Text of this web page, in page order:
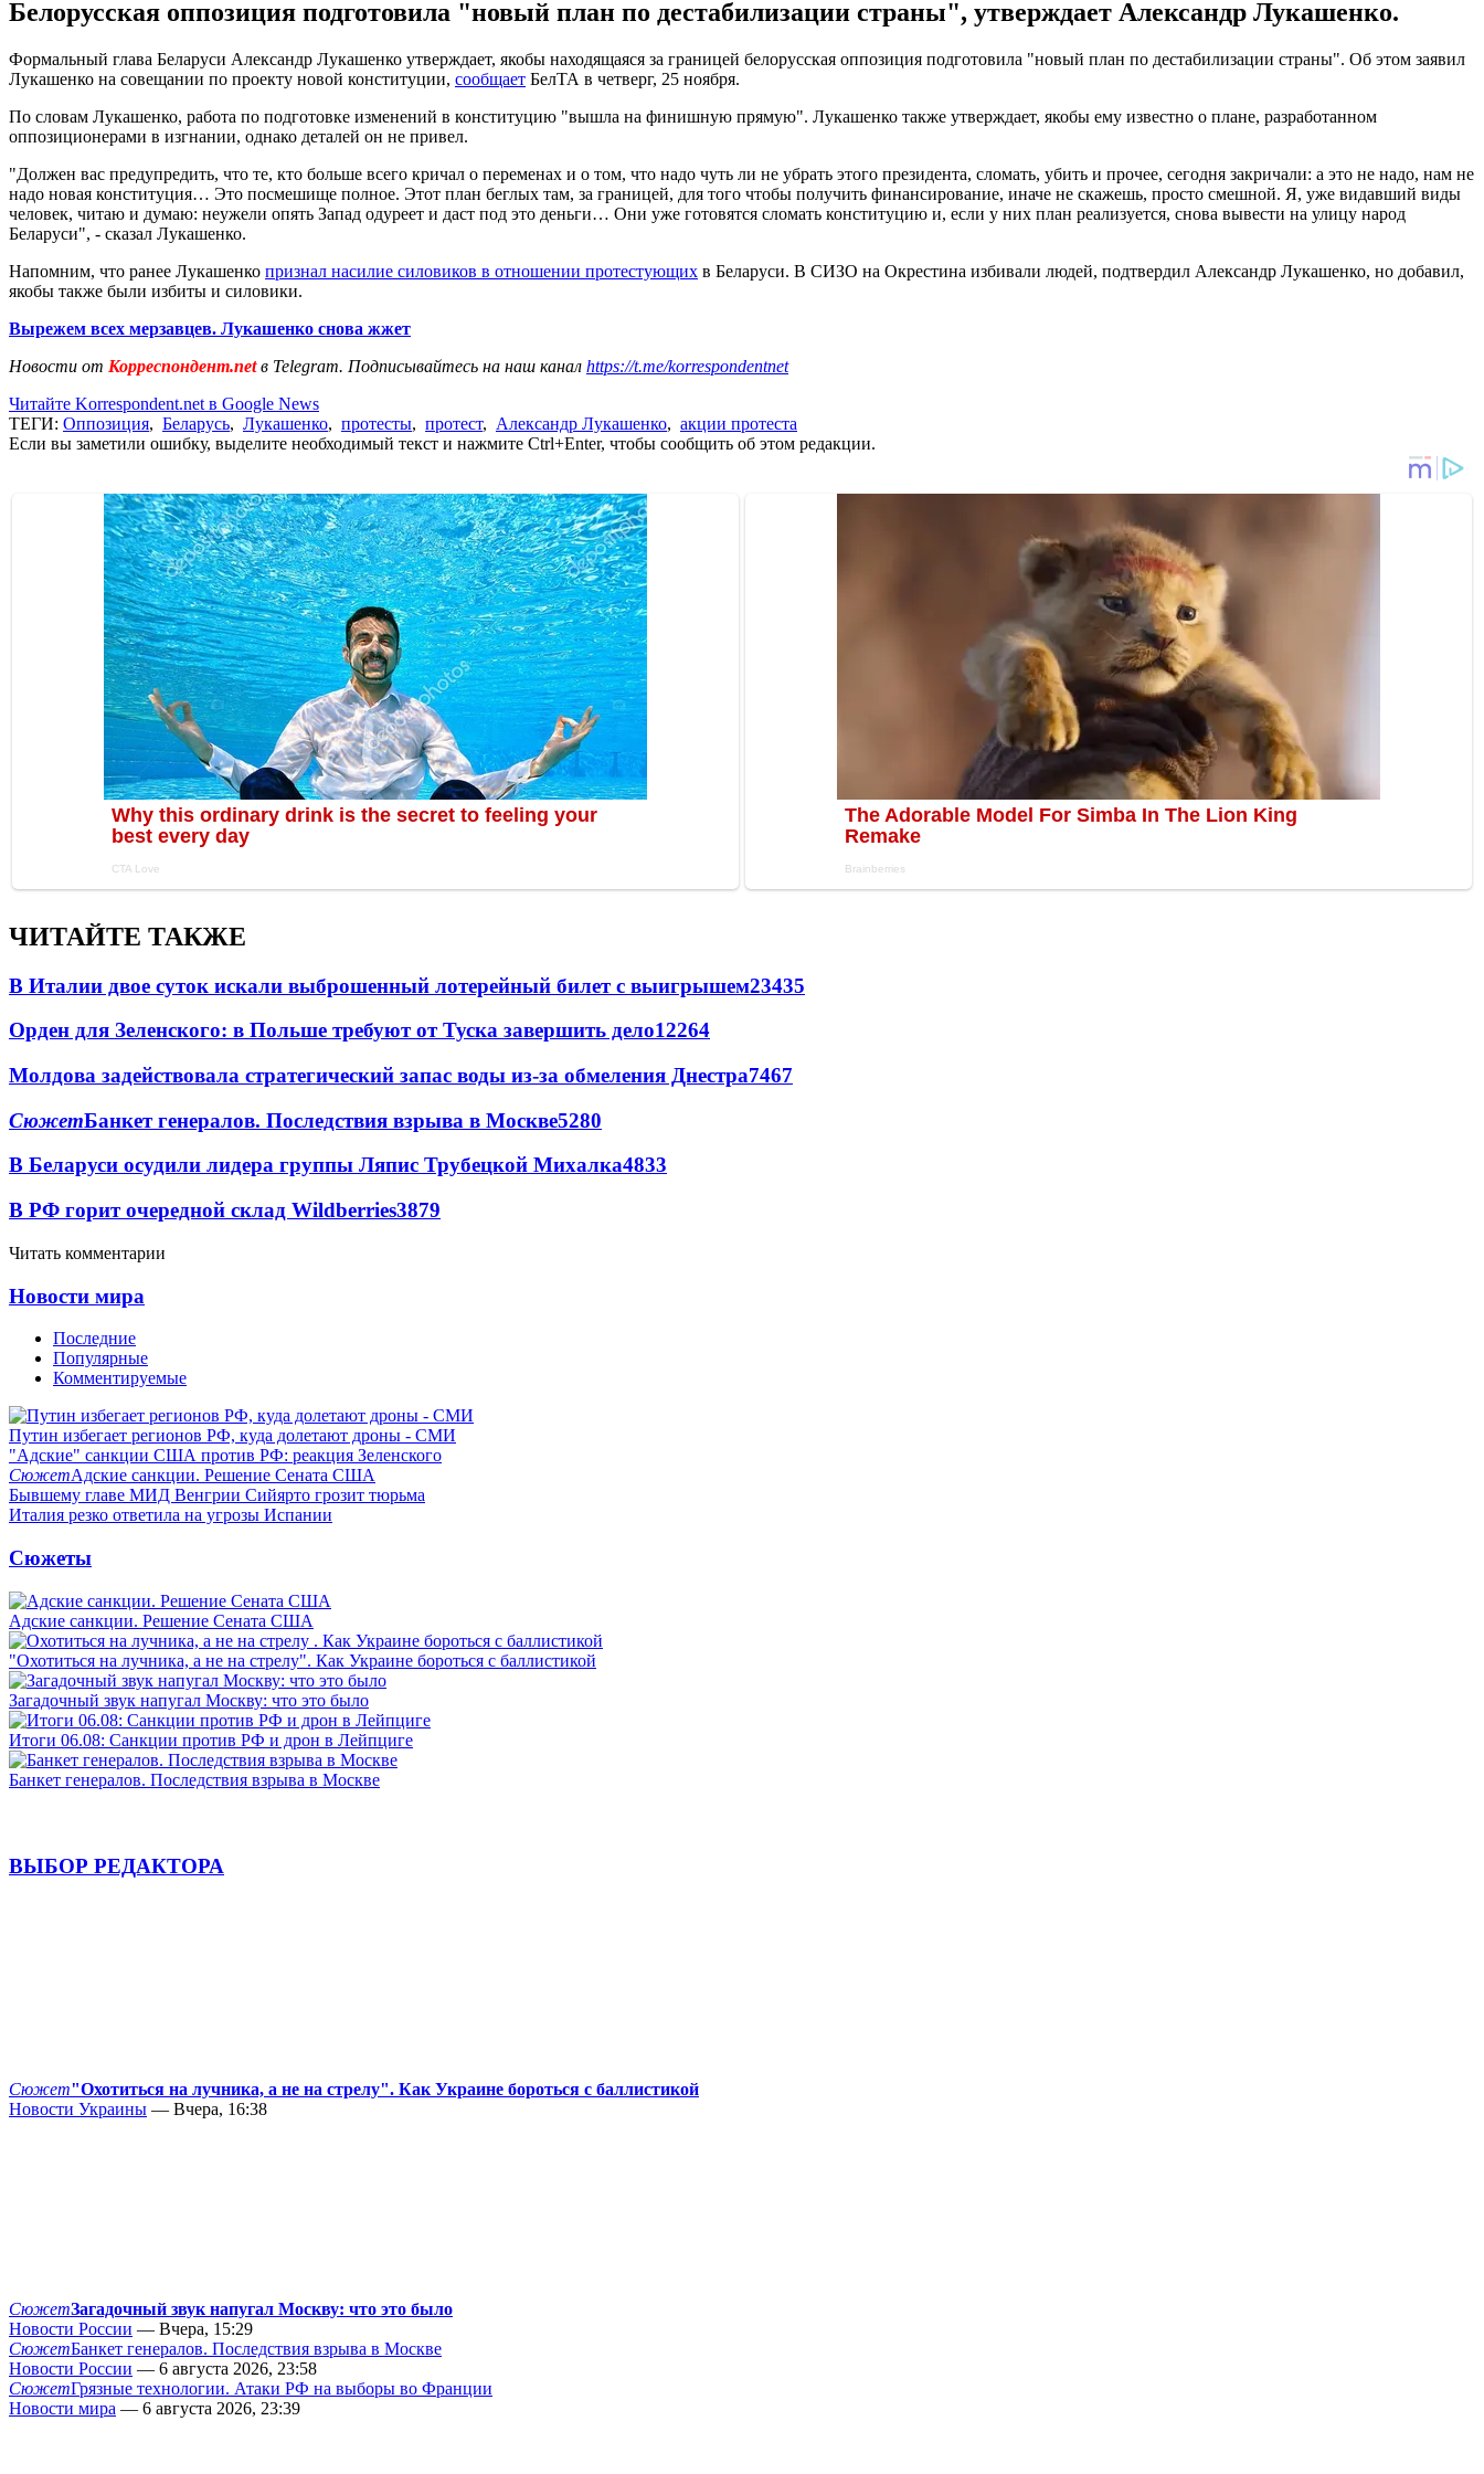
Белорусская оппозиция подготовила "новый план по дестабилизации страны", утверждает Александр Лукашенко.
Формальный глава Беларуси Александр Лукашенко утверждает, якобы находящаяся за границей белорусская оппозиция подготовила "новый план по дестабилизации страны". Об этом заявил
Лукашенко на совещании по проекту новой конституции, сообщает БелТА в четверг, 25 ноября.
По словам Лукашенко, работа по подготовке изменений в конституцию "вышла на финишную прямую". Лукашенко также утверждает, якобы ему известно о плане, разработанном
оппозиционерами в изгнании, однако деталей он не привел.
"Должен вас предупредить, что те, кто больше всего кричал о переменах и о том, что надо чуть ли не убрать этого президента, сломать, убить и прочее, сегодня закричали: а это не надо, нам не
надо новая конституция… Это посмешище полное. Этот план беглых там, за границей, для того чтобы получить финансирование, иначе не скажешь, просто смешной. Я, уже видавший виды
человек, читаю и думаю: неужели опять Запад одуреет и даст под это деньги… Они уже готовятся сломать конституцию и, если у них план реализуется, снова вывести на улицу народ
Беларуси", - сказал Лукашенко.
Напомним, что ранее Лукашенко признал насилие силовиков в отношении протестующих в Беларуси. В СИЗО на Окрестина избивали людей, подтвердил Александр Лукашенко, но добавил,
якобы также были избиты и силовики.
Вырежем всех мерзавцев. Лукашенко снова жжет
Новости от Корреспондент.netв Telegram. Подписывайтесь на наш канал https://t.me/korrespondentnet
Читайте Korrespondent.net в Google News
ТЕГИ: Оппозиция, Беларусь, Лукашенко, протесты, протест, Александр Лукашенко, акции протеста
Если вы заметили ошибку, выделите необходимый текст и нажмите Ctrl+Enter, чтобы сообщить об этом редакции.
ЧИТАЙТЕ ТАКЖЕ
В Италии двое суток искали выброшенный лотерейный билет с выигрышем23435
Орден для Зеленского: в Польше требуют от Туска завершить дело12264
Молдова задействовала стратегический запас воды из-за обмеления Днестра7467
СюжетБанкет генералов. Последствия взрыва в Москве5280
В Беларуси осудили лидера группы Ляпис Трубецкой Михалка4833
В РФ горит очередной склад Wildberries3879
Читать комментарии
Новости мира
Последние
Популярные
Комментируемые
Путин избегает регионов РФ, куда долетают дроны - СМИ
"Адские" санкции США против РФ: реакция Зеленского
СюжетАдские санкции. Решение Сената США
Бывшему главе МИД Венгрии Сийярто грозит тюрьма
Италия резко ответила на угрозы Испании
Сюжеты
Адские санкции. Решение Сената США
"Охотиться на лучника, а не на стрелу". Как Украине бороться с баллистикой
Загадочный звук напугал Москву: что это было
Итоги 06.08: Санкции против РФ и дрон в Лейпциге
Банкет генералов. Последствия взрыва в Москве
ВЫБОР РЕДАКТОРА
Сюжет"Охотиться на лучника, а не на стрелу". Как Украине бороться с баллистикой
Новости Украины — Вчера, 16:38
СюжетЗагадочный звук напугал Москву: что это было
Новости России — Вчера, 15:29
СюжетБанкет генералов. Последствия взрыва в Москве
Новости России — 6 августа 2026, 23:58
СюжетГрязные технологии. Атаки РФ на выборы во Франции
Новости мира — 6 августа 2026, 23:39